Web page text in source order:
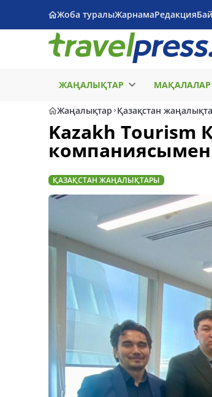
Жоба туралыЖарнамаРедакция
ЖАҢАЛЫҚТАР МАҚАЛАЛАР
Жаңалықтар Қазақстан
Kazakh Tourism
компаниясымен
ҚАЗАҚСТАН ЖАҢАЛЫҚТАРЫ